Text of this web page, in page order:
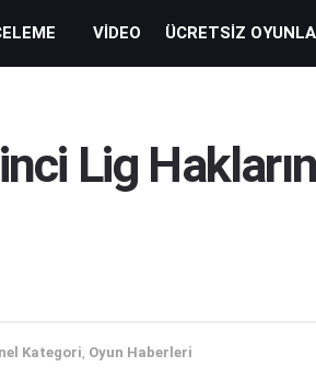
VIDEO ÜCRETSIZ
Lig
Kategori Oyun Haberleri